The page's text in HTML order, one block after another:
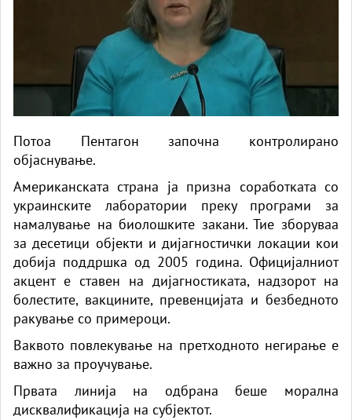
Потоа Пентагон започна контролирано
објаснување.
Американската страна ја призна соработката со
украинските лаборатории преку програми за
намалување на биолошките закани. Тие зборуваа
за десетици објекти и дијагностички локации кои
добија поддршка од 2005 година. Официјалниот
акцент е ставен на дијагностиката, надзорот на
болестите, вакцините, превенцијата и безбедното
ракување со примероци.
Ваквото повлекување на претходното негирање е
важно за проучување.
Првата линија на одбрана беше морална
дисквалификација на субјектот.